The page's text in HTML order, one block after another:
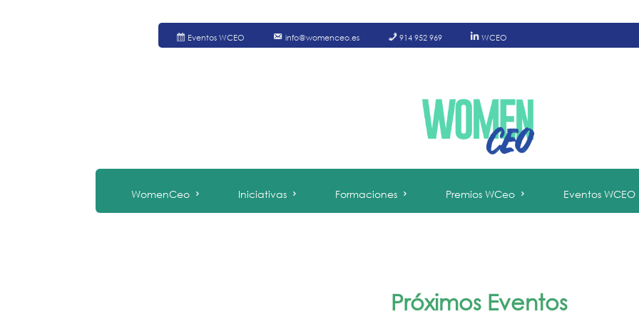
Eventos WCEO info@womenceo.es 914 952 969 WCEO
WomenCeo Iniciativas Formaciones Premios WCeo Eventos WCEO
Próximos Eventos